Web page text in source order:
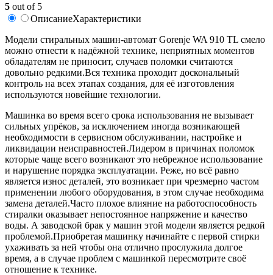
5 out of 5
ОписаниеХарактеристики
Модели стиральных машин-автомат Gorenje WA 910 TL смело
можно отнести к надёжной технике, неприятных моментов
обладателям не приносит, случаев поломки считаются
довольно редкими.Вся техника проходит доскональный
контроль на всех этапах создания, для её изготовления
используются новейшие технологии.
Машинка во время всего срока использования не вызывает
сильных упрёков, за исключением иногда возникающей
необходимости в сервисном обслуживании, настройке и
ликвидации неисправностей.Лидером в причинах поломок
которые чаще всего возникают это небрежное использование
и нарушение порядка эксплуатации. Реже, но всё равно
является износ деталей, это возникает при чрезмерно частом
применении любого оборудования, в этом случае необходима
замена деталей.Часто плохое влияние на работоспособность
стиралки оказывает непостоянное напряжение и качество
воды. А заводской брак у машин этой модели является редкой
проблемой.Приобретая машинку начинайте с первой стирки
ухаживать за ней чтобы она отлично прослужила долгое
время, а в случае проблем с машинкой пересмотрите своё
отношение к технике.